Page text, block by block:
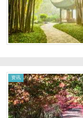
资讯